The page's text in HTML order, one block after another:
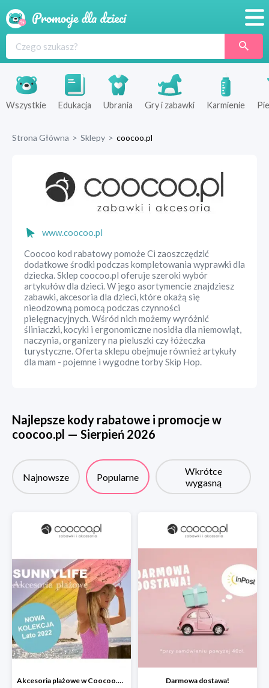
Produkty
Sklepy
Wszystkie Edukacja Ubrania Gry i zabawki Karmienie
Strona Główna > Sklepy > coocoo.pl
www.coocoo.pl
Coocoo kod rabatowy pomoże Ci zaoszczędzić
dodatkowe środki podczas kompletowania wyprawki dla
dziecka. Sklep coocoo.pl oferuje szeroki wybór
artykułów dla dzieci. W jego asortymencie znajdziesz
zabawki, akcesoria dla dzieci, które okażą się
nieodzowną pomocą podczas czynności
pielęgnacyjnych. Wśród nich możemy wyróżnić
śliniaczki, kocyki i ergonomiczne nosidła dla niemowląt,
naczynia, organizery na pieluszki czy łóżeczka
turystyczne. Oferta sklepu obejmuje również artykuły
dla mam - pojemne i wygodne torby Skip Hop.
Najlepsze kody rabatowe i promocje w
coocoo.pl — Sierpień 2026
Najnowsze Popularne
Wkrótce
wygasną
Akcesoria plażowe w Coocoo.pl do -30% Darmowa dostawa!